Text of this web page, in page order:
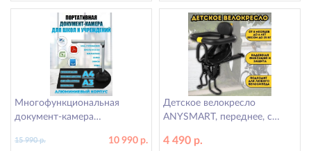
Многофункциональная
документ-камера
учреждений 12 Мп
10 990 р.
15 990 р.
Детское велокресло
ANYSMART, переднее, с
4 490 р.